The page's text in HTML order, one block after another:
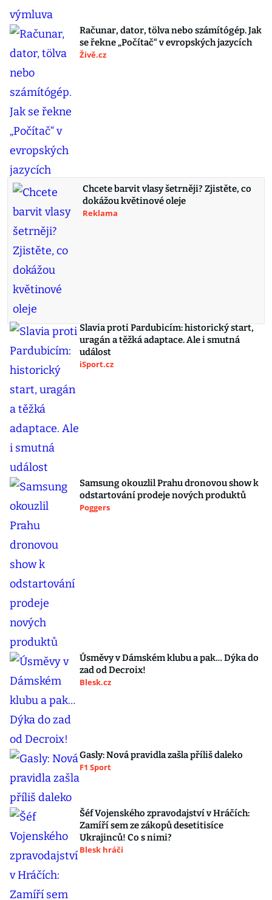
Računar, dator, tölva nebo számítógép. Jak
se řekne „Počítač“ v evropských jazycích
Živě.cz
Chcete barvit vlasy šetrněji? Zjistěte, co
dokážou květinové oleje
Reklama
Slavia proti Pardubicím: historický start,
uragán a těžká adaptace. Ale i smutná
událost
iSport.cz
Samsung okouzlil Prahu dronovou show k
odstartování prodeje nových produktů
Poggers
Úsměvy v Dámském klubu a pak… Dýka do
zad od Decroix!
Blesk.cz
Gasly: Nová pravidla zašla příliš daleko
F1 Sport
Šéf Vojenského zpravodajství v Hráčích:
Zamíří sem ze zákopů desetitisíce
Ukrajinců! Co s nimi?
Blesk hráči